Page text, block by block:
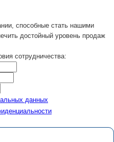
способные стать нашими
достойный уровень продаж
сотрудничества:
данных